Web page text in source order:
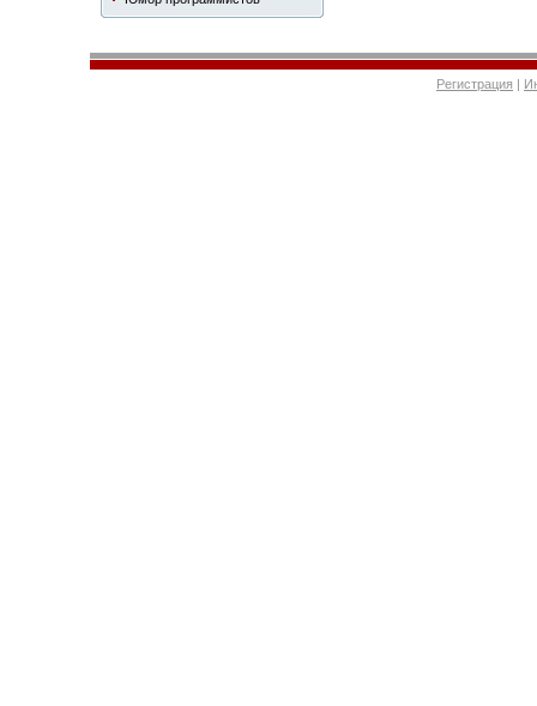
Регистрация |